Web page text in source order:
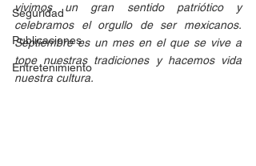
Seguridad
Publicaciones
Entretenimiento
vivimos un gran sentido patriótico y
celebramos el orgullo de ser mexicanos.
Septiembre es un mes en el que se vive a
tope nuestras tradiciones y hacemos vida
nuestra cultura.